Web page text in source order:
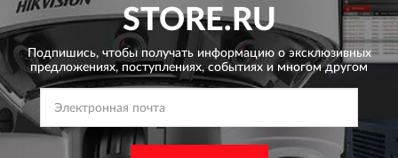
STORE.RU
Подпишись, чтобы получать информацию о эксклюзивных
предложениях, поступлениях, событиях и многом другом